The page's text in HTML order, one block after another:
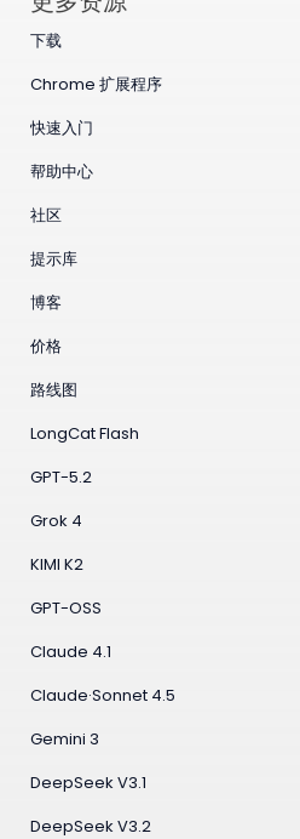
下载
Chrome 扩展程序
快速入门
帮助中心
社区
提示库
博客
价格
路线图
LongCat Flash
GPT-5.2
Grok 4
KIMI K2
GPT-OSS
Claude 4.1
Claude·Sonnet 4.5
Gemini 3
DeepSeek V3.1
DeepSeek V3.2